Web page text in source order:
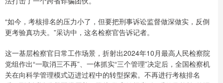
“如今，考核排名的压力小了，但要把刑事诉讼监督做深做实，反倒
更考验真功夫。”采访中，这名检察官告诉记者。
这一基层检察官日常工作场景，折射出2024年10月最高人民检察院
党组作出“一取消三不再”、一体抓实“三个管理”决定后，全国检察机
关在向科学管理模式迈进过程中的转型探索。不再进行考核排名